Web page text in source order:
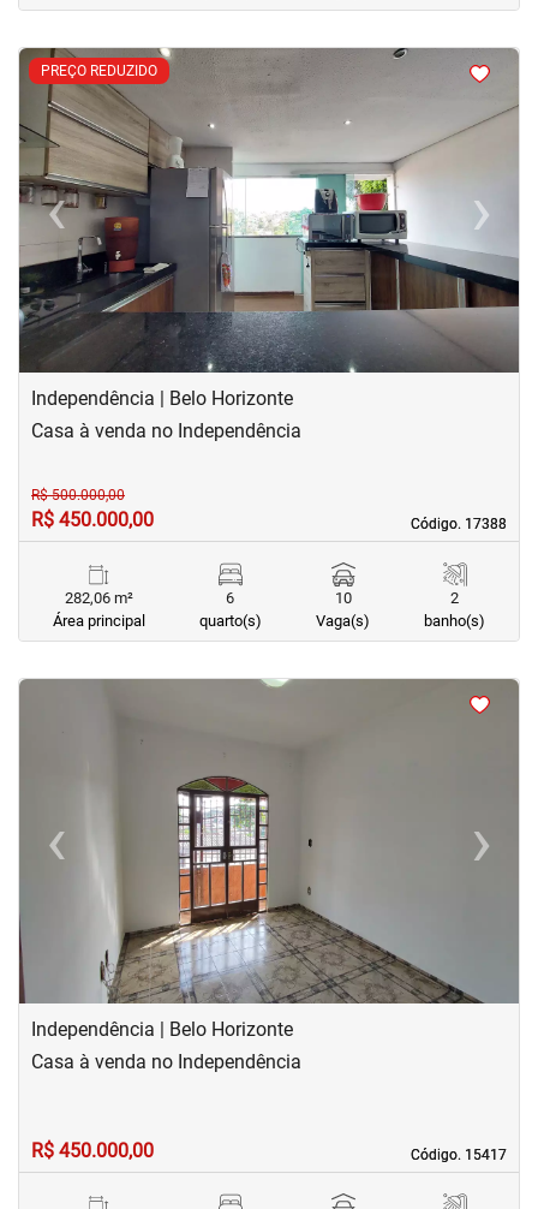
PREÇO REDUZIDO
< <<<
‹Previous ›Next
Independência | Belo Horizonte
Código. 17388
Código. 17388
Casa à venda no Independência
R$ 500.000,00
R$ 450.000,00
282,06 m²
Área principal
6
quarto(s)
10
Vaga(s)
2
banho(s)
<
‹Previous ›Next
Independência | Belo Horizonte
Código. 15417
Código. 15417
Casa à venda no Independência
R$ 450.000,00